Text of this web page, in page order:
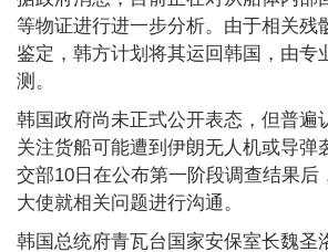
等物证进行进一步分析。由于相关残
鉴定，韩方计划将其运回韩国，由专
测。
韩国政府尚未正式公开表态，但普遍
关注货船可能遭到伊朗无人机或导弹
交部10日在公布第一阶段调查结果后
大使就相关问题进行沟通。
韩国总统府青瓦台国家安保室长魏圣